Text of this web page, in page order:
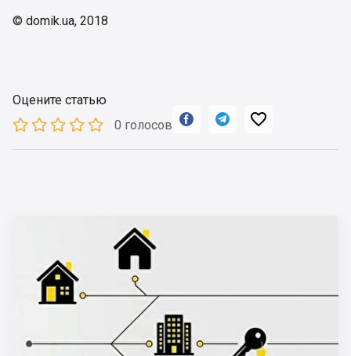
© domik.ua, 2018
Оцените статью
0 голосов
  